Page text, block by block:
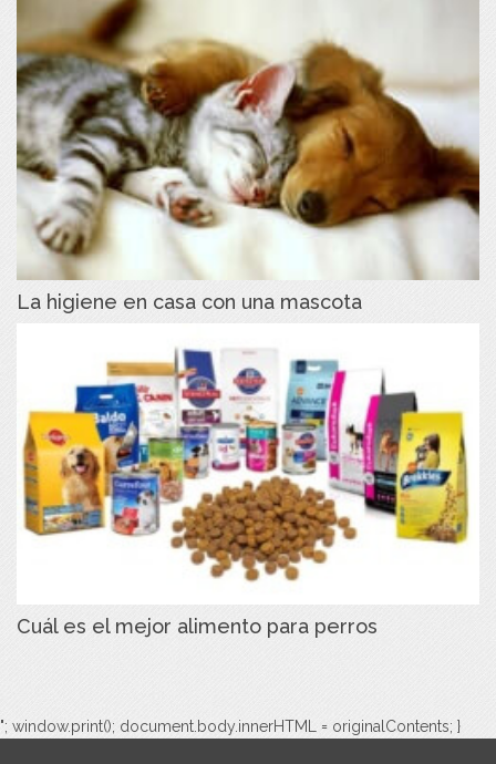
La higiene en casa con una mascota
Cuál es el mejor alimento para perros
"; window.print(); document.body.innerHTML = originalContents; }